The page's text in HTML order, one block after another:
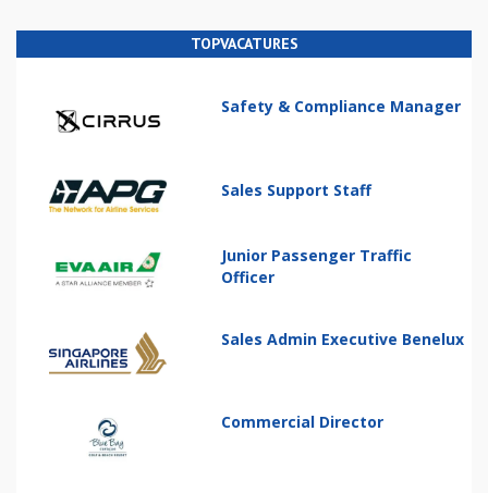
TOPVACATURES
Safety & Compliance Manager
Sales Support Staff
Junior Passenger Traffic
Officer
Sales Admin Executive Benelux
Commercial Director